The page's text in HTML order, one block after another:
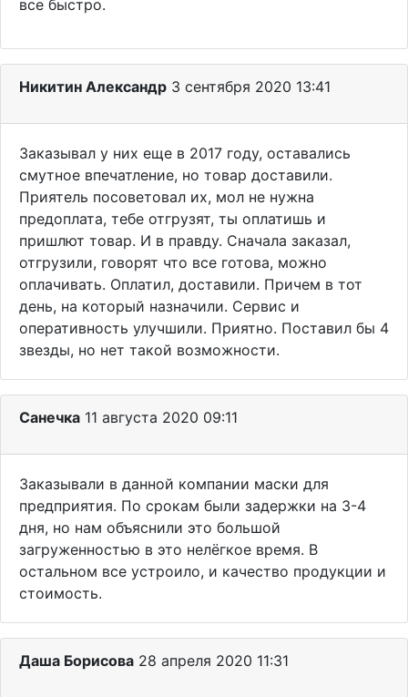
все быстро.
Никитин Александр 3 сентября 2020 13:41
Заказывал у них еще в 2017 году, оставались
смутное впечатление, но товар доставили.
Приятель посоветовал их, мол не нужна
предоплата, тебе отгрузят, ты оплатишь и
пришлют товар. И в правду. Сначала заказал,
отгрузили, говорят что все готова, можно
оплачивать. Оплатил, доставили. Причем в тот
день, на который назначили. Сервис и
оперативность улучшили. Приятно. Поставил бы 4
звезды, но нет такой возможности.
Санечка 11 августа 2020 09:11
Заказывали в данной компании маски для
предприятия. По срокам были задержки на 3-4
дня, но нам объяснили это большой
загруженностью в это нелёгкое время. В
остальном все устроило, и качество продукции и
стоимость.
Даша Борисова 28 апреля 2020 11:31